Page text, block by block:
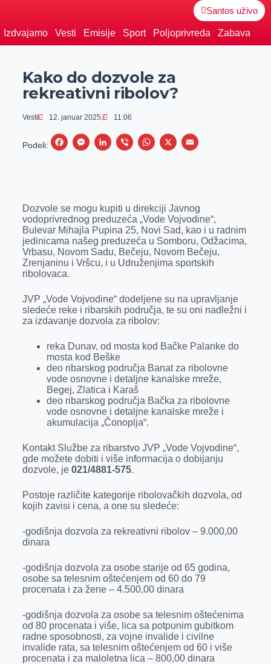
Santos uživo
Izdvajamo Vesti Emisije Sport Poljoprivreda Zabava
Kako do dozvole za
rekreativni ribolov?
Vesti 12. januar 2025. 11:06
Podeli:
F
b
o
o
k
M
e
n
g
e
L
e
d
I
n
V
r
W
s
A
p
p
X
E
l
Dozvole se mogu kupiti u direkciji Javnog
vodoprivrednog preduzeća „Vode Vojvodine“,
Bulevar Mihajla Pupina 25, Novi Sad, kao i u radnim
jedinicama našeg preduzeća u Somboru, Odžacima,
Vrbasu, Novom Sadu, Bečeju, Novom Bečeju,
Zrenjaninu i Vršcu, i u Udruženjima sportskih
ribolovaca.
JVP „Vode Vojvodine“ dodeljene su na upravljanje
sledeće reke i ribarskih područja, te su oni nadležni i
za izdavanje dozvola za ribolov:
reka Dunav, od mosta kod Bačke Palanke do
mosta kod Beške
deo ribarskog područja Banat za ribolovne
vode osnovne i detaljne kanalske mreže,
Begej, Zlatica i Karaš
deo ribarskog područja Bačka za ribolovne
vode osnovne i detaljne kanalske mreže i
akumulacija „Čonoplja“.
Kontakt Službe za ribarstvo JVP „Vode Vojvodine“,
gde možete dobiti i više informacija o dobijanju
dozvole, je 021/4881-575.
Postoje različite kategorije ribolovačkih dozvola, od
kojih zavisi i cena, a one su sledeće:
-godišnja dozvola za rekreativni ribolov – 9.000,00
dinara
-godišnja dozvola za osobe starije od 65 godina,
osobe sa telesnim oštećenjem od 60 do 79
procenata i za žene – 4.500,00 dinara
-godišnja dozvola za osobe sa telesnim oštećenima
od 80 procenata i više, lica sa potpunim gubitkom
radne sposobnosti, za vojne invalide i civilne
invalide rata, sa telesnim oštećenjem od 60 i više
procenata i za maloletna lica – 800,00 dinara